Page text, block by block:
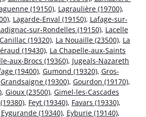
(19150), Lagraulière (19700),
, Lagarde-Enval (19150), Lafage-sur-
sur-Rondelles (19150), Lacelle
(19320), La Nouaille (23500), La
(19430), La Chapelle-aux-Saints
aux-Brocs (19360), Jugeals-Nazareth
(19400), Gumond (19320), Gros-
Grandsaigne (19300), Gourdon (19170),
, Gioux (23500), Gimel-les-Cascades
, Feyt (19340), Favars (19330),
Eygurande (19340), Eyburie (19140),